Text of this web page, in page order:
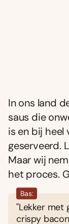
In ons land
saus die
is en bij heel
geserveerd.
Maar wij
het proces.
Bas:
"Lekker met
crispy